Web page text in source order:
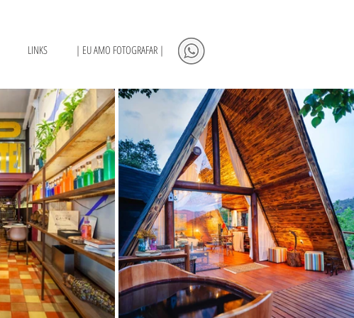
LINKS | EU AMO FOTOGRAFAR |